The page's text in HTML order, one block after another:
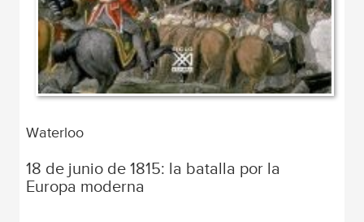
Waterloo
18 de junio de 1815: la batalla por la
Europa moderna